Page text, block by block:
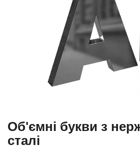
Об'ємні букви з
сталі